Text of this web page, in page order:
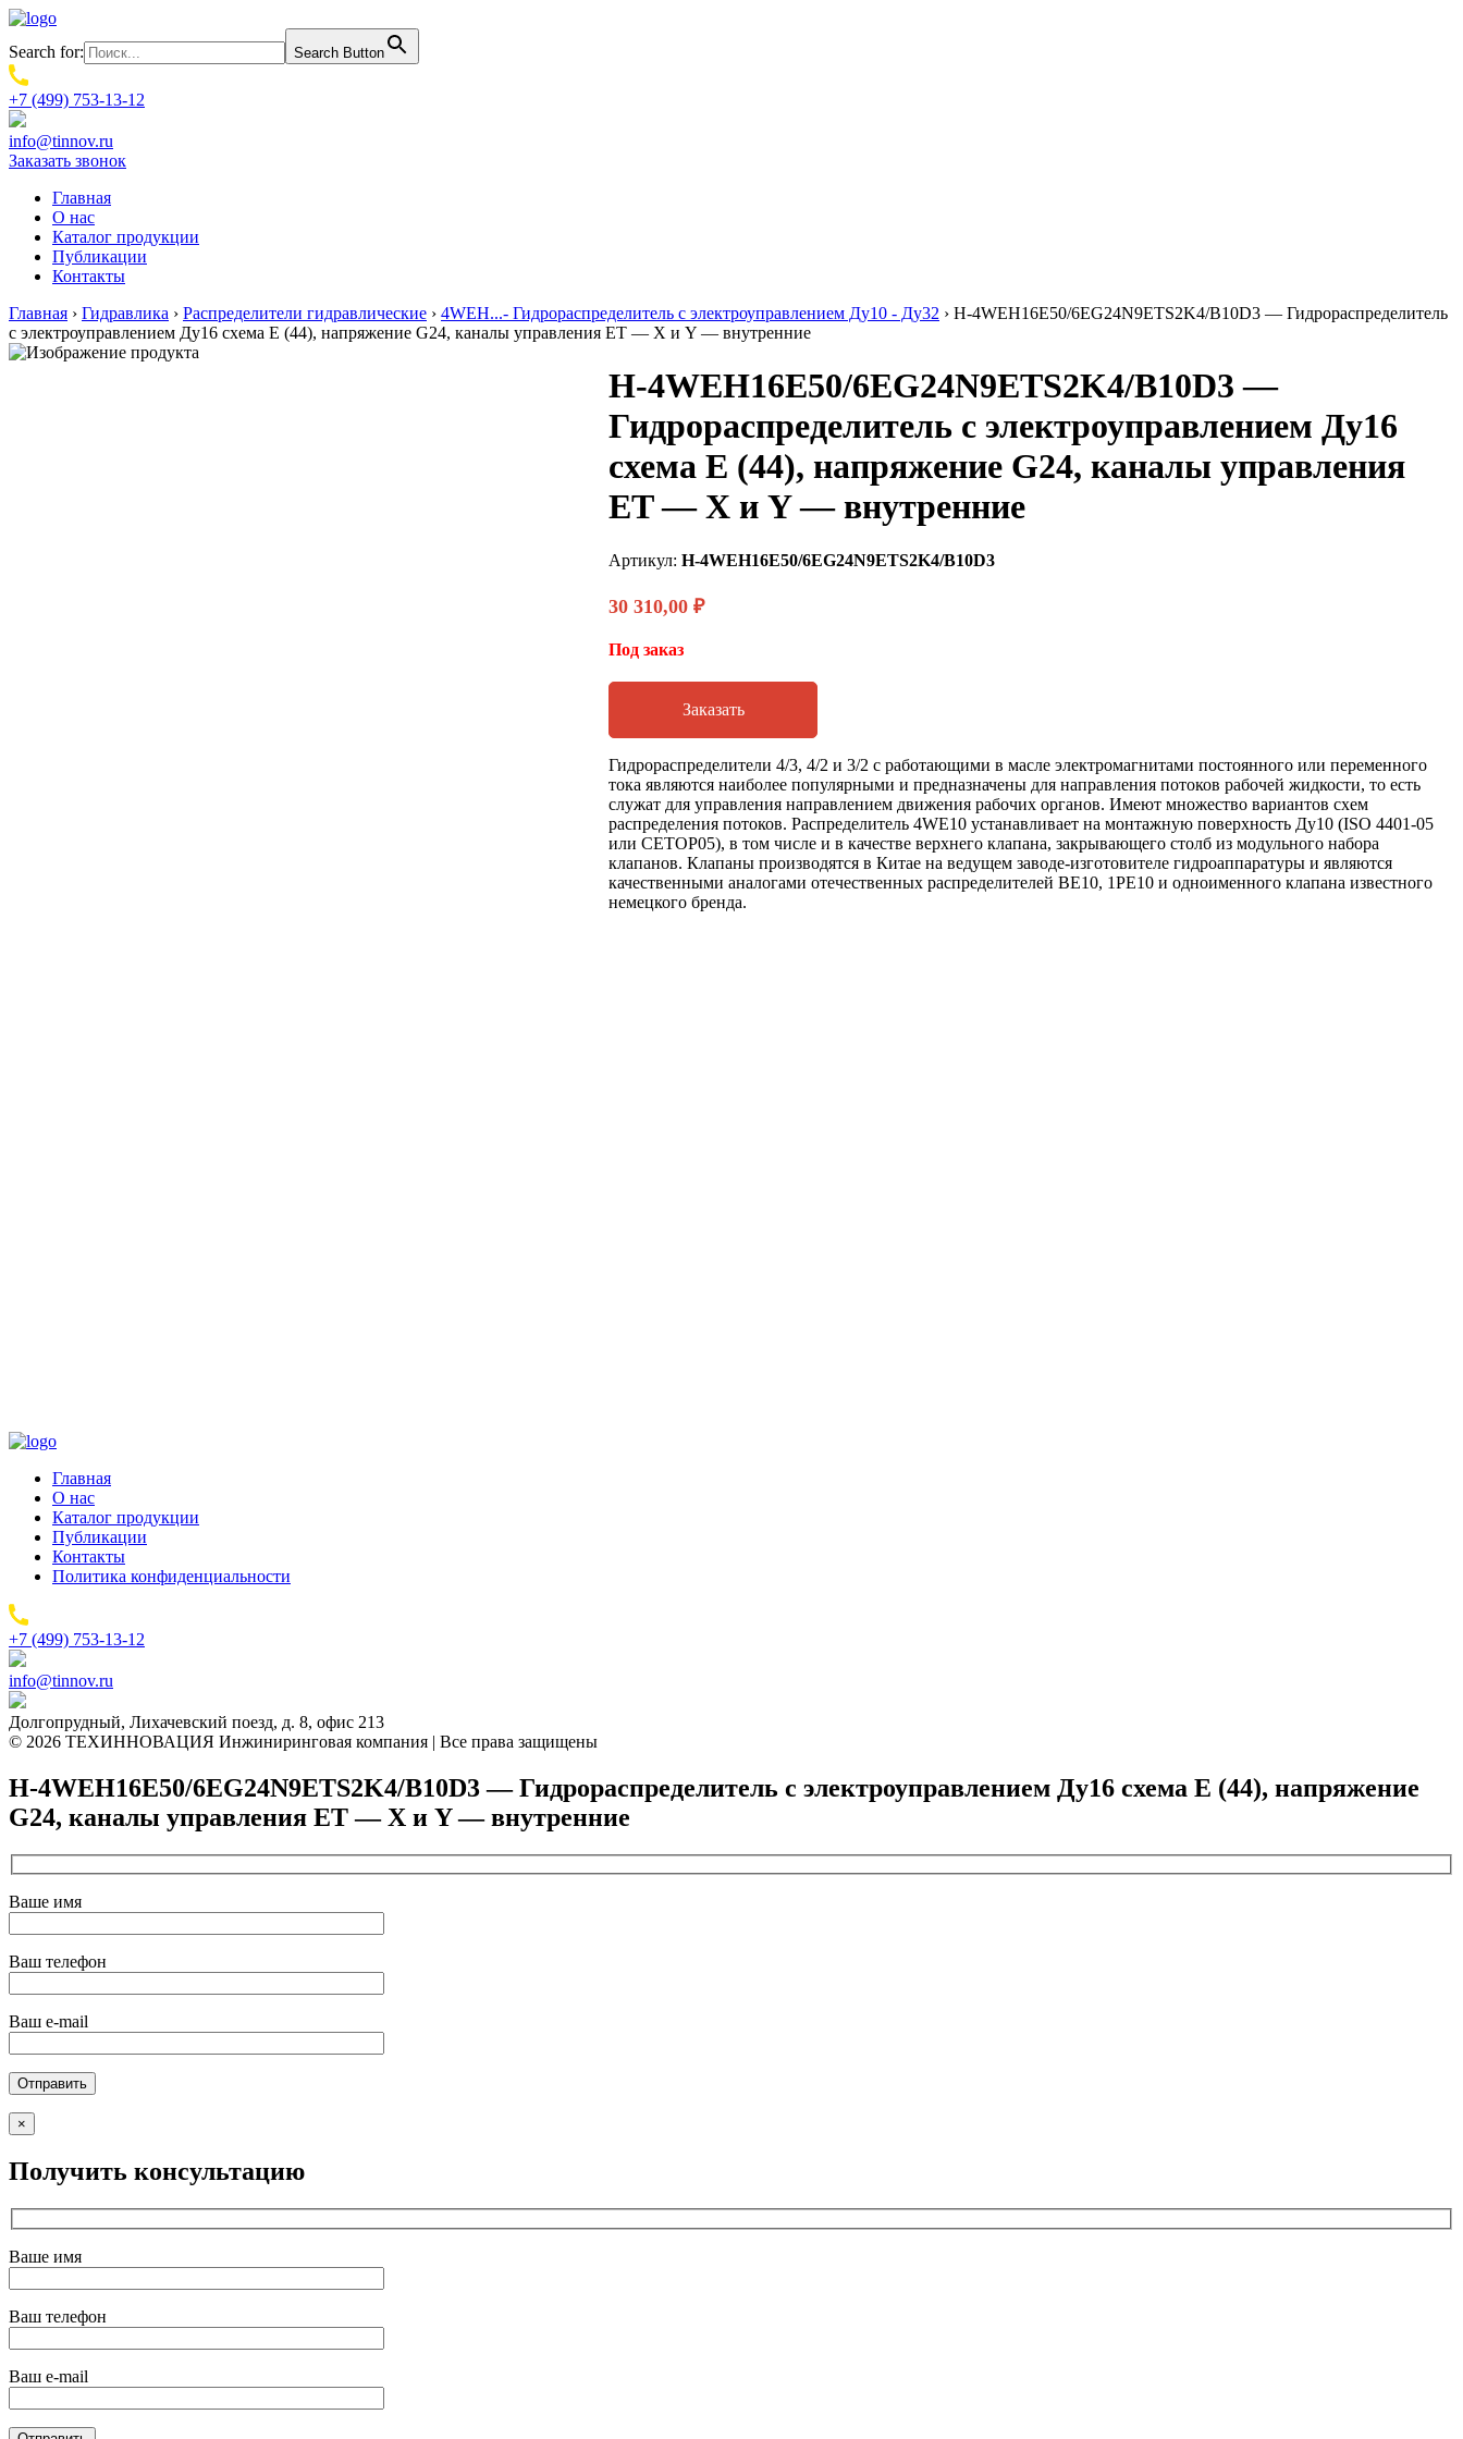
Search for: Search Button
+7 (499) 753-13-12
info@tinnov.ru
Заказать звонок
Главная
О нас
Каталог продукции
Публикации
Контакты
Главная › Гидравлика › Распределители гидравлические › 4WEH...- Гидрораспределитель с электроуправлением Ду10 - Ду32 › H-4WEH16E50/6EG24N9ETS2K4/B10D3 — Гидрораспределитель
с электроуправлением Ду16 схема E (44), напряжение G24, каналы управления ET — X и Y — внутренние
H-4WEH16E50/6EG24N9ETS2K4/B10D3 —
Гидрораспределитель с электроуправлением Ду16
схема E (44), напряжение G24, каналы управления
ET — X и Y — внутренние
Артикул:H-4WEH16E50/6EG24N9ETS2K4/B10D3
30 310,00₽
Под заказ
Заказать
Гидрораспределители 4/3, 4/2 и 3/2 с работающими в масле электромагнитами постоянного или переменного
тока являются наиболее популярными и предназначены для направления потоков рабочей жидкости, то есть
служат для управления направлением движения рабочих органов. Имеют множество вариантов схем
распределения потоков. Распределитель 4WE10 устанавливает на монтажную поверхность Ду10 (ISO 4401-05
или CETOP05), в том числе и в качестве верхнего клапана, закрывающего столб из модульного набора
клапанов. Клапаны производятся в Китае на ведущем заводе-изготовителе гидроаппаратуры и являются
качественными аналогами отечественных распределителей ВЕ10, 1РЕ10 и одноименного клапана известного
немецкого бренда.
Главная
О нас
Каталог продукции
Публикации
Контакты
Политика конфиденциальности
+7 (499) 753-13-12
info@tinnov.ru
Долгопрудный, Лихачевский поезд, д. 8, офис 213
© 2026 ТЕХИННОВАЦИЯ Инжиниринговая компания | Все права защищены
H-4WEH16E50/6EG24N9ETS2K4/B10D3 — Гидрораспределитель с электроуправлением Ду16 схема E (44), напряжение
G24, каналы управления ET — X и Y — внутренние
Ваше имя
Ваш телефон
Ваш e-mail
×
Получить консультацию
Ваше имя
Ваш телефон
Ваш e-mail